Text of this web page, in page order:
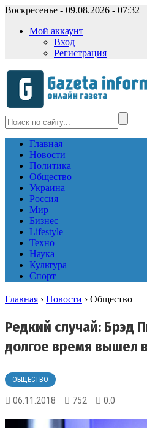
Воскресенье - 09.08.2026 - 07:32
Мой аккаунт
Вход
Регистрация
Главная
Новости
Политика
Общество
Украина
Россия
Мир
Бизнес
Lifestyle
Техно
Наука
Культура
Спорт
Главная › Новости › Общество
Редкий случай: Брэд
долгое время вышел
ОБЩЕСТВО
06.11.2018 752 0.0